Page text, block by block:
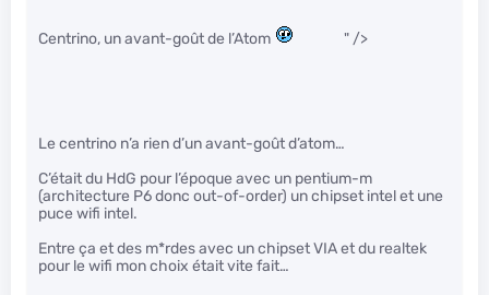
Centrino, un avant-goût de l’Atom " />
Le centrino n’a rien d’un avant-goût d’atom…
C’était du HdG pour l’époque avec un pentium-m
(architecture P6 donc out-of-order) un chipset intel et une
puce wifi intel.
Entre ça et des m*rdes avec un chipset VIA et du realtek
pour le wifi mon choix était vite fait…